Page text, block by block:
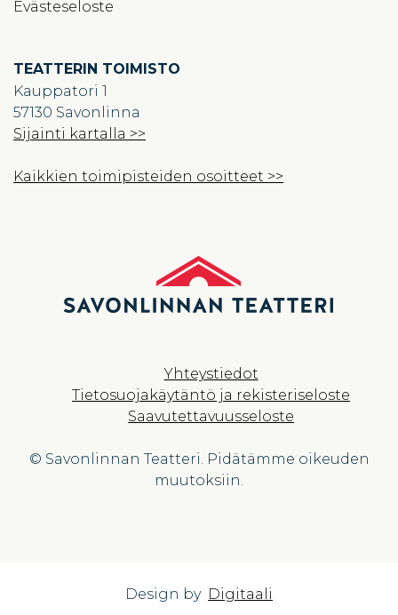
Evästeseloste
TEATTERIN TOIMISTO
Kauppatori 1
57130 Savonlinna
Sijainti kartalla >>
Kaikkien toimipisteiden osoitteet >>
Yhteystiedot
Tietosuojakäytäntö ja rekisteriseloste
Saavutettavuusseloste
© Savonlinnan Teatteri. Pidätämme oikeuden
muutoksiin.
Design by Digitaali